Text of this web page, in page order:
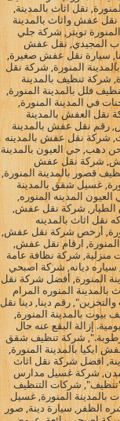
نقل اثاث بالمدينة,
نقل عفش واثاث بالمدينة
تويتر, شركة جلي
باب المجيدي, نقل عفش
سيارة نقل عفش صغيرة,
المنورة, شركة نقل
شركة تنظيف بالمدينة
فلل بالمدينة المنورة,
في المدينة المنورة,
نقل العفش بالمدينة
رقم نقل عفش بالمدينة
شركة نقل عفش بالمدينه
دهب, حي العيون بالمدينة
عفش, شركة نقل عفش
قصور بالمدينة المنورة,
غسيل شقق بالمدينة
المدينه المنوره,
الطيار, شركة نقل عفش,
نقل اثاث بالمدينه
أرخص شركة نقل عفش,
ارقام نقل عفش,
منزلية, شركة نظافة عامة
سياره ديانه, شركة اصبحي
المنورة, أفضل شركة نقل
المنوره المرام
رقم دينا, دينا نقل
بيوت بالمدينة المنورة,
إزالة البقع عنه حال
شركة تنظيف شقق
بالمدينة المنورة,
افضل شركة نقل اثاث
شركة غسيل مدارس
"تنظيف", شركات التنظيف
بالمدينة المنورة, غسيل
الظفر, سيارة دينة, صور